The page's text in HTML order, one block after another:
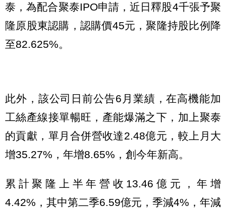
泰，為配合聚泰IPO申請，近日釋股4千張予聚
隆原股東認購，認購價45元，聚隆持股比例降
至82.625%。
此外，該公司日前公告6月業績，在高機能加
工絲產線接單暢旺，產能爆滿之下，加上聚泰
的貢獻，單月合併營收達2.48億元，較上月大
增35.27%，年增8.65%，創今年新高。
累計聚隆上半年營收13.46億元，年增
4.42%，其中第二季6.59億元，季減4%，年減